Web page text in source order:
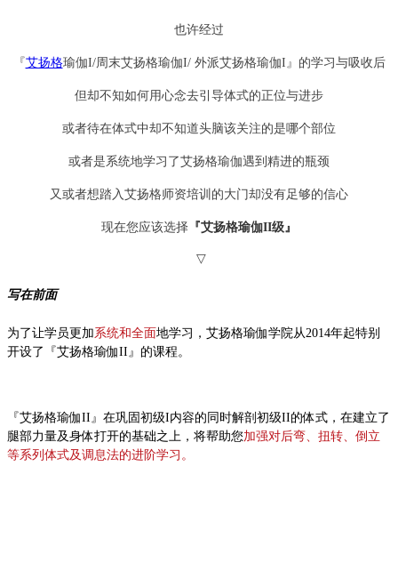
也许经过
『艾扬格瑜伽I/周末艾扬格瑜伽I/ 外派艾扬格瑜伽I』的学习与吸收后
但却不知如何用心念去引导体式的正位与进步
或者待在体式中却不知道头脑该关注的是哪个部位
或者是系统地学习了艾扬格瑜伽遇到精进的瓶颈
又或者想踏入艾扬格师资培训的大门却没有足够的信心
现在您应该选择 『艾扬格瑜伽II级』
▽
写在前面
为了让学员更加 系统和全面地学习，艾扬格瑜伽学院从2014年起特别
开设了『艾扬格瑜伽II』的课程。
『艾扬格瑜伽II』在巩固初级I内容的同时解剖初级II的体式，在建立了
腿部力量及身体打开的基础之上，将帮助您加强对后弯、扭转、倒立
等系列 体式及调息法的进阶学习。